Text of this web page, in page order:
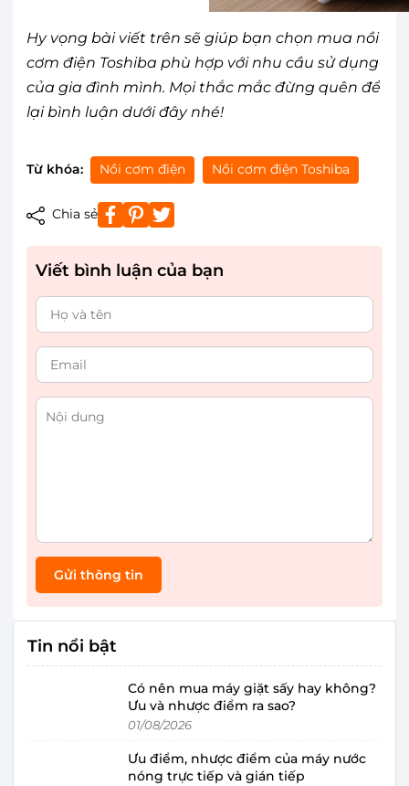
Hy vọng bài viết trên sẽ giúp bạn chọn mua nồi
cơm điện Toshiba phù hợp với nhu cầu sử dụng
của gia đình mình. Mọi thắc mắc đừng quên để
lại bình luận dưới đây nhé!
Từ khóa: Nồi cơm điện Nồi cơm điện Toshiba
Chia sẻ
Viết bình luận của bạn
Gửi thông tin
Tin nổi bật
Có nên mua máy giặt sấy hay không?
Ưu và nhược điểm ra sao?
01/08/2026
Ưu điểm, nhược điểm của máy nước
nóng trực tiếp và gián tiếp